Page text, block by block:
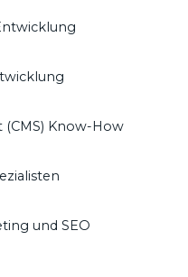
Know-How
und SEO